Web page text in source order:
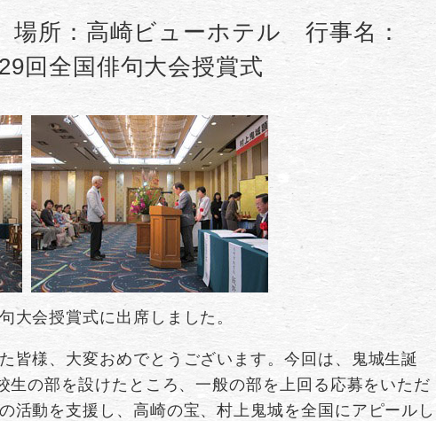
場所：高崎ビューホテル 行事名：
回全国俳句大会授賞式
大会授賞式に出席しました。
皆様、大変おめでとうございます。今回は、鬼城生誕
生の部を設けたところ、一般の部を上回る応募をいただ
活動を支援し、高崎の宝、村上鬼城を全国にアピールし